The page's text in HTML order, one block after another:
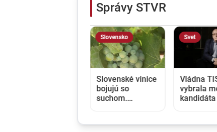
Správy STVR
Slovensko
Slovenské vinice
bojujú so
suchom.
zavlažovať aj
Svet
Vládna
vybrala